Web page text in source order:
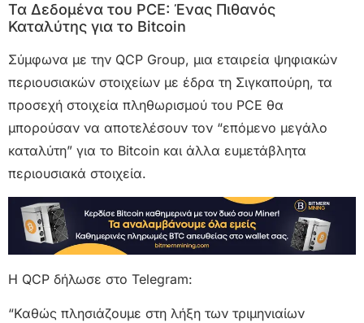
Τα Δεδομένα του PCE: Ένας Πιθανός
Καταλύτης για το Bitcoin
Σύμφωνα με την QCP Group, μια εταιρεία ψηφιακών
περιουσιακών στοιχείων με έδρα τη Σιγκαπούρη, τα
προσεχή στοιχεία πληθωρισμού του PCE θα
μπορούσαν να αποτελέσουν τον “επόμενο μεγάλο
καταλύτη” για το Bitcoin και άλλα ευμετάβλητα
περιουσιακά στοιχεία.
Η QCP δήλωσε στο Telegram:
“Καθώς πλησιάζουμε στη λήξη των τριμηνιαίων